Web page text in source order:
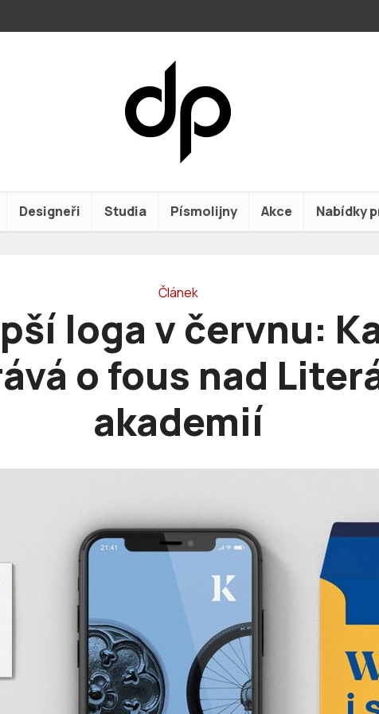
Designeři Studia Písmolijny Akce Nabídky
Článek
loga v červnu:
o fous nad
akademií